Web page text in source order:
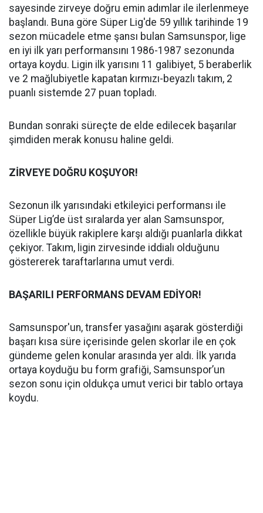
sayesinde zirveye doğru emin adımlar ile ilerlenmeye
başlandı. Buna göre Süper Lig'de 59 yıllık tarihinde 19
sezon mücadele etme şansı bulan Samsunspor, lige
en iyi ilk yarı performansını 1986-1987 sezonunda
ortaya koydu. Ligin ilk yarısını 11 galibiyet, 5 beraberlik
ve 2 mağlubiyetle kapatan kırmızı-beyazlı takım, 2
puanlı sistemde 27 puan topladı.
Bundan sonraki süreçte de elde edilecek başarılar
şimdiden merak konusu haline geldi.
ZİRVEYE DOĞRU KOŞUYOR!
Sezonun ilk yarısındaki etkileyici performansı ile
Süper Lig’de üst sıralarda yer alan Samsunspor,
özellikle büyük rakiplere karşı aldığı puanlarla dikkat
çekiyor. Takım, ligin zirvesinde iddialı olduğunu
göstererek taraftarlarına umut verdi.
BAŞARILI PERFORMANS DEVAM EDİYOR!
Samsunspor'un, transfer yasağını aşarak gösterdiği
başarı kısa süre içerisinde gelen skorlar ile en çok
gündeme gelen konular arasında yer aldı. İlk yarıda
ortaya koyduğu bu form grafiği, Samsunspor’un
sezon sonu için oldukça umut verici bir tablo ortaya
koydu.